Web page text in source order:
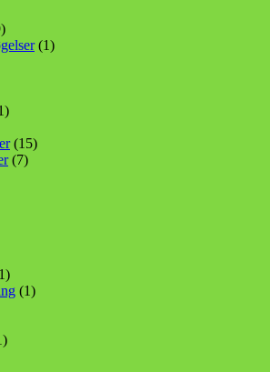
(1)
(15)
(7)
(1)